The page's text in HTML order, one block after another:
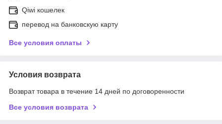
Qiwi кошелек
перевод на банковскую карту
Все условия оплаты
Условия возврата
Возврат товара в течение 14 дней по договоренности
Все условия возврата